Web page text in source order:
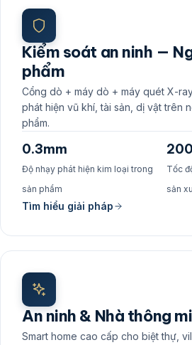
Kiểm soát an ninh —
phẩm
Cổng dò + máy dò + máy quét X-
phát hiện vũ khí, tài sản, dị vật trên
phẩm.
0.3mm
Độ nhạy phát hiện kim loại trong
sản phẩm
Tốc
sản
Tìm hiểu giải pháp
An ninh & Nhà thông
Smart home cao cấp cho biệt thự,